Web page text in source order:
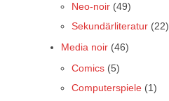
Neo-noir (49)
Sekundärliteratur (22)
Media noir (46)
Comics (5)
Computerspiele (1)